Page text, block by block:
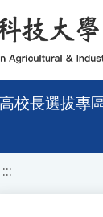
校長選拔專
:::